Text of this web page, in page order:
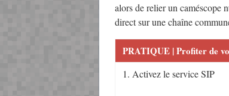
alors de relier un caméscope
direct sur une chaîne
PRATIQUE | Profiter de
1. Activez le service SIP